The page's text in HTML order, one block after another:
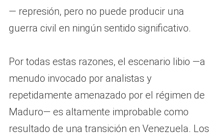
— represión, pero no puede producir una
guerra civil en ningún sentido significativo.
Por todas estas razones, el escenario libio —a
menudo invocado por analistas y
repetidamente amenazado por el régimen de
Maduro— es altamente improbable como
resultado de una transición en Venezuela. Los